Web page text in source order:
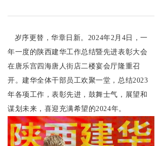
岁序更替，华章日新。2024年2月4日，一
年一度的陕西建华工作总结暨先进表彰大会
在唐乐宫四海唐人街店二楼宴会厅隆重召
开。建华全体干部员工欢聚一堂，总结2023
年各项工作，表彰先进，鼓舞士气，展望和
谋划未来，喜迎充满希望的2024年。